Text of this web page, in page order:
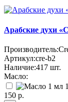
Арабские духи
Производитель:
Артикул:cre-b2
Наличие:417 шт.
Масло:
150 р.